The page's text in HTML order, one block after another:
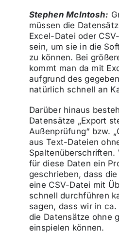
Stephen McIntosh:
müssen die
Excel-Datei oder
sein, um sie in die
zu können. Bei
kommt man da mit
aufgrund des
natürlich schnell an
Darüber hinaus
Datensätze „Export
Außenprüfung“ bzw.
aus Text-Dateien
Spaltenüberschriften.
für diese Daten ein
geschrieben, dass
eine CSV-Datei mit
schnell durchführen
sagen, dass wir in
die Datensätze ohne
einspielen können.